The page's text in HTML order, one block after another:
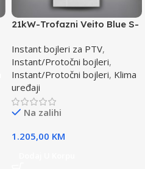
21kW-Trofazni Veito Blue S-
Instant bojleri za PTV,
Instant/Protočni bojleri,
Instant/Protočni bojleri, Klima
uređaji
Na zalihi
1.205,00 KM